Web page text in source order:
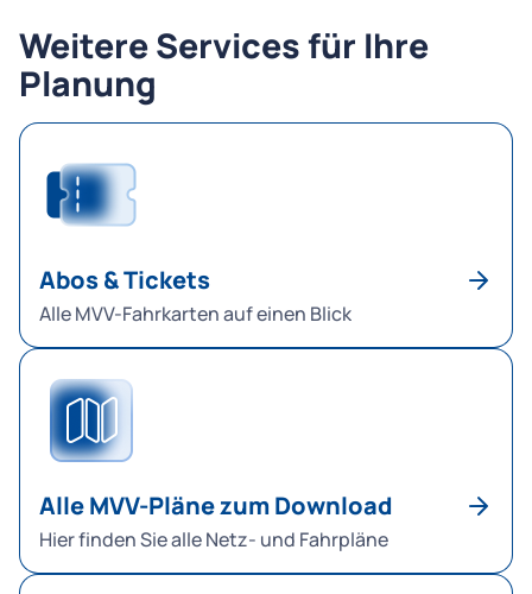
Weitere Services für Ihre
Planung
Abos & Tickets
Alle MVV-Fahrkarten auf einen Blick
Alle MVV-Pläne zum Download
Hier finden Sie alle Netz- und Fahrpläne